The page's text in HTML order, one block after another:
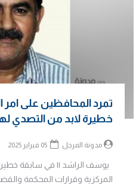
تمرد المحافظين على امر
خطيرة لابد من التصدي
مدونة المرجل
يوسف الراشد || في سابقة
المركزية وقرارات المحكمة